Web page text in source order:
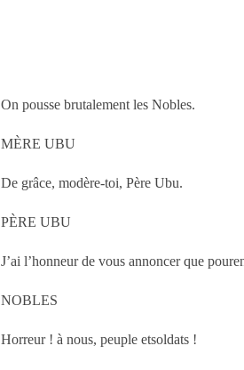
On pousse brutalement les Nobles.
MÈRE UBU
De grâce, modère-toi, Père Ubu.
PÈRE UBU
J’ai l’honneur de vous annoncer que
NOBLES
Horreur ! à nous, peuple etsoldats !